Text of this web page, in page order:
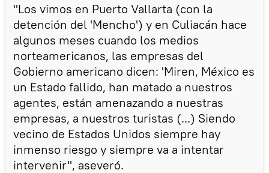
"Los vimos en Puerto Vallarta (con la
detención del 'Mencho') y en Culiacán hace
algunos meses cuando los medios
norteamericanos, las empresas del
Gobierno americano dicen: 'Miren, México es
un Estado fallido, han matado a nuestros
agentes, están amenazando a nuestras
empresas, a nuestros turistas (...) Siendo
vecino de Estados Unidos siempre hay
inmenso riesgo y siempre va a intentar
intervenir", aseveró.